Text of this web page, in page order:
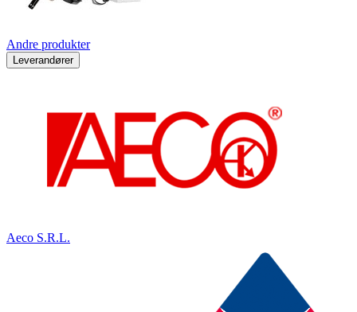
Andre produkter
Leverandører
Aeco S.R.L.